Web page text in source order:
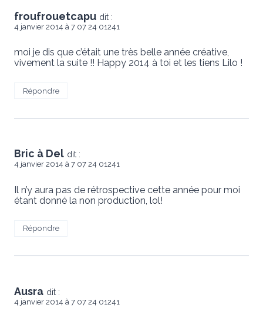
froufrouetcapu dit :
4 janvier 2014 à 7 07 24 01241
moi je dis que c’était une très belle année créative,
vivement la suite !! Happy 2014 à toi et les tiens Lilo !
Répondre
Bric à Del dit :
4 janvier 2014 à 7 07 24 01241
Il n’y aura pas de rétrospective cette année pour moi
étant donné la non production, lol!
Répondre
Ausra dit :
4 janvier 2014 à 7 07 24 01241